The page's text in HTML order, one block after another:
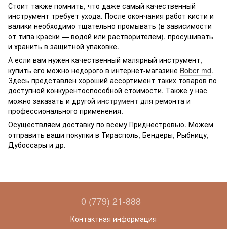
Стоит также помнить, что даже самый качественный
инструмент требует ухода. После окончания работ кисти и
валики необходимо тщательно промывать (в зависимости
от типа краски — водой или растворителем), просушивать
и хранить в защитной упаковке.
А если вам нужен качественный малярный инструмент,
купить его можно недорого в интернет-магазине Bober md.
Здесь представлен хороший ассортимент таких товаров по
доступной конкурентоспособной стоимости. Также у нас
можно заказать и другой инструмент для ремонта и
профессионального применения.
Осуществляем доставку по всему Приднестровью. Можем
отправить ваши покупки в Тирасполь, Бендеры, Рыбницу,
Дубоссары и др.
0 (779) 21-888
Контактная информация